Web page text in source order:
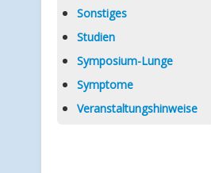
Sonstiges
Studien
Symposium-Lunge
Symptome
Veranstaltungshinweise